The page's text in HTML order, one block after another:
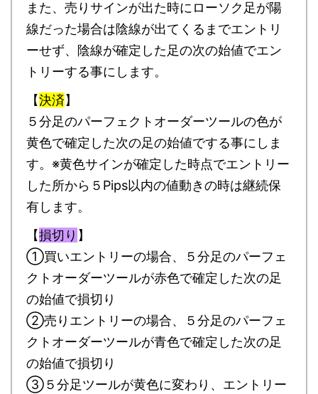
また、売りサインが出た時にローソク足が陽
線だった場合は陰線が出てくるまでエントリ
ーせず、陰線が確定した足の次の始値でエン
トリーする事にします。
【決済】
５分足のパーフェクトオーダーツールの色が
黄色で確定した次の足の始値でする事にしま
す。※黄色サインが確定した時点でエントリー
した所から５Pips以内の値動きの時は継続保
有します。
【損切り 】
①買いエントリーの場合、５分足のパーフェ
クトオーダーツールが赤色で確定した次の足
の始値で損切り
②売りエントリーの場合、５分足のパーフェ
クトオーダーツールが青色で確定した次の足
の始値で損切り
③５分足ツールが黄色に変わり、エントリー